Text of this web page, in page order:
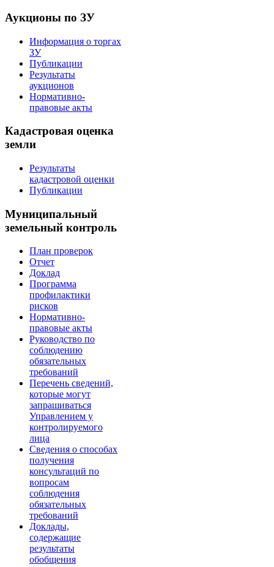
Аукционы по ЗУ
Информация о торгах
ЗУ
Публикации
Результаты
аукционов
Нормативно-
правовые акты
Кадастровая оценка
земли
Результаты
кадастровой оценки
Публикации
Муниципальный
земельный контроль
План проверок
Отчет
Доклад
Программа
профилактики
рисков
Нормативно-
правовые акты
Руководство по
соблюдению
обязательных
требований
Перечень сведений,
которые могут
запрашиваться
Управлением у
контролируемого
лица
Сведения о способах
получения
консультаций по
вопросам
соблюдения
обязательных
требований
Доклады,
содержащие
результаты
обобщения